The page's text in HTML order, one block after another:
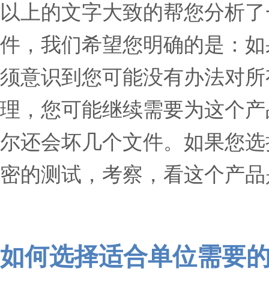
以上的文字大致的帮您分析
件，我们希望您明确的是：
须意识到您可能没有办法对
理，您可能继续需要为这个
尔还会坏几个文件。如果您
密的测试，考察，看这个产
如何选择适合单位需要